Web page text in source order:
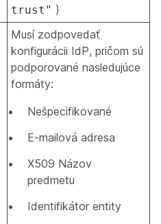
trust" )
Musí zodpovedať
konfigurácii IdP, pričom sú
podporované nasledujúce
formáty:
Nešpecifikované
E-mailová adresa
X509 Názov
predmetu
Identifikátor entity